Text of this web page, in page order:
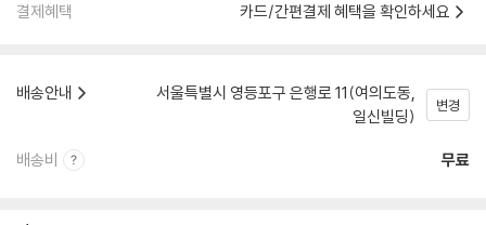
결제혜택 카드/간편결제 혜택을 확인하세요
배송안내
서울특별시 영등포구 은행로 11(여의도동,
일신빌딩)
변경
배송비 무료